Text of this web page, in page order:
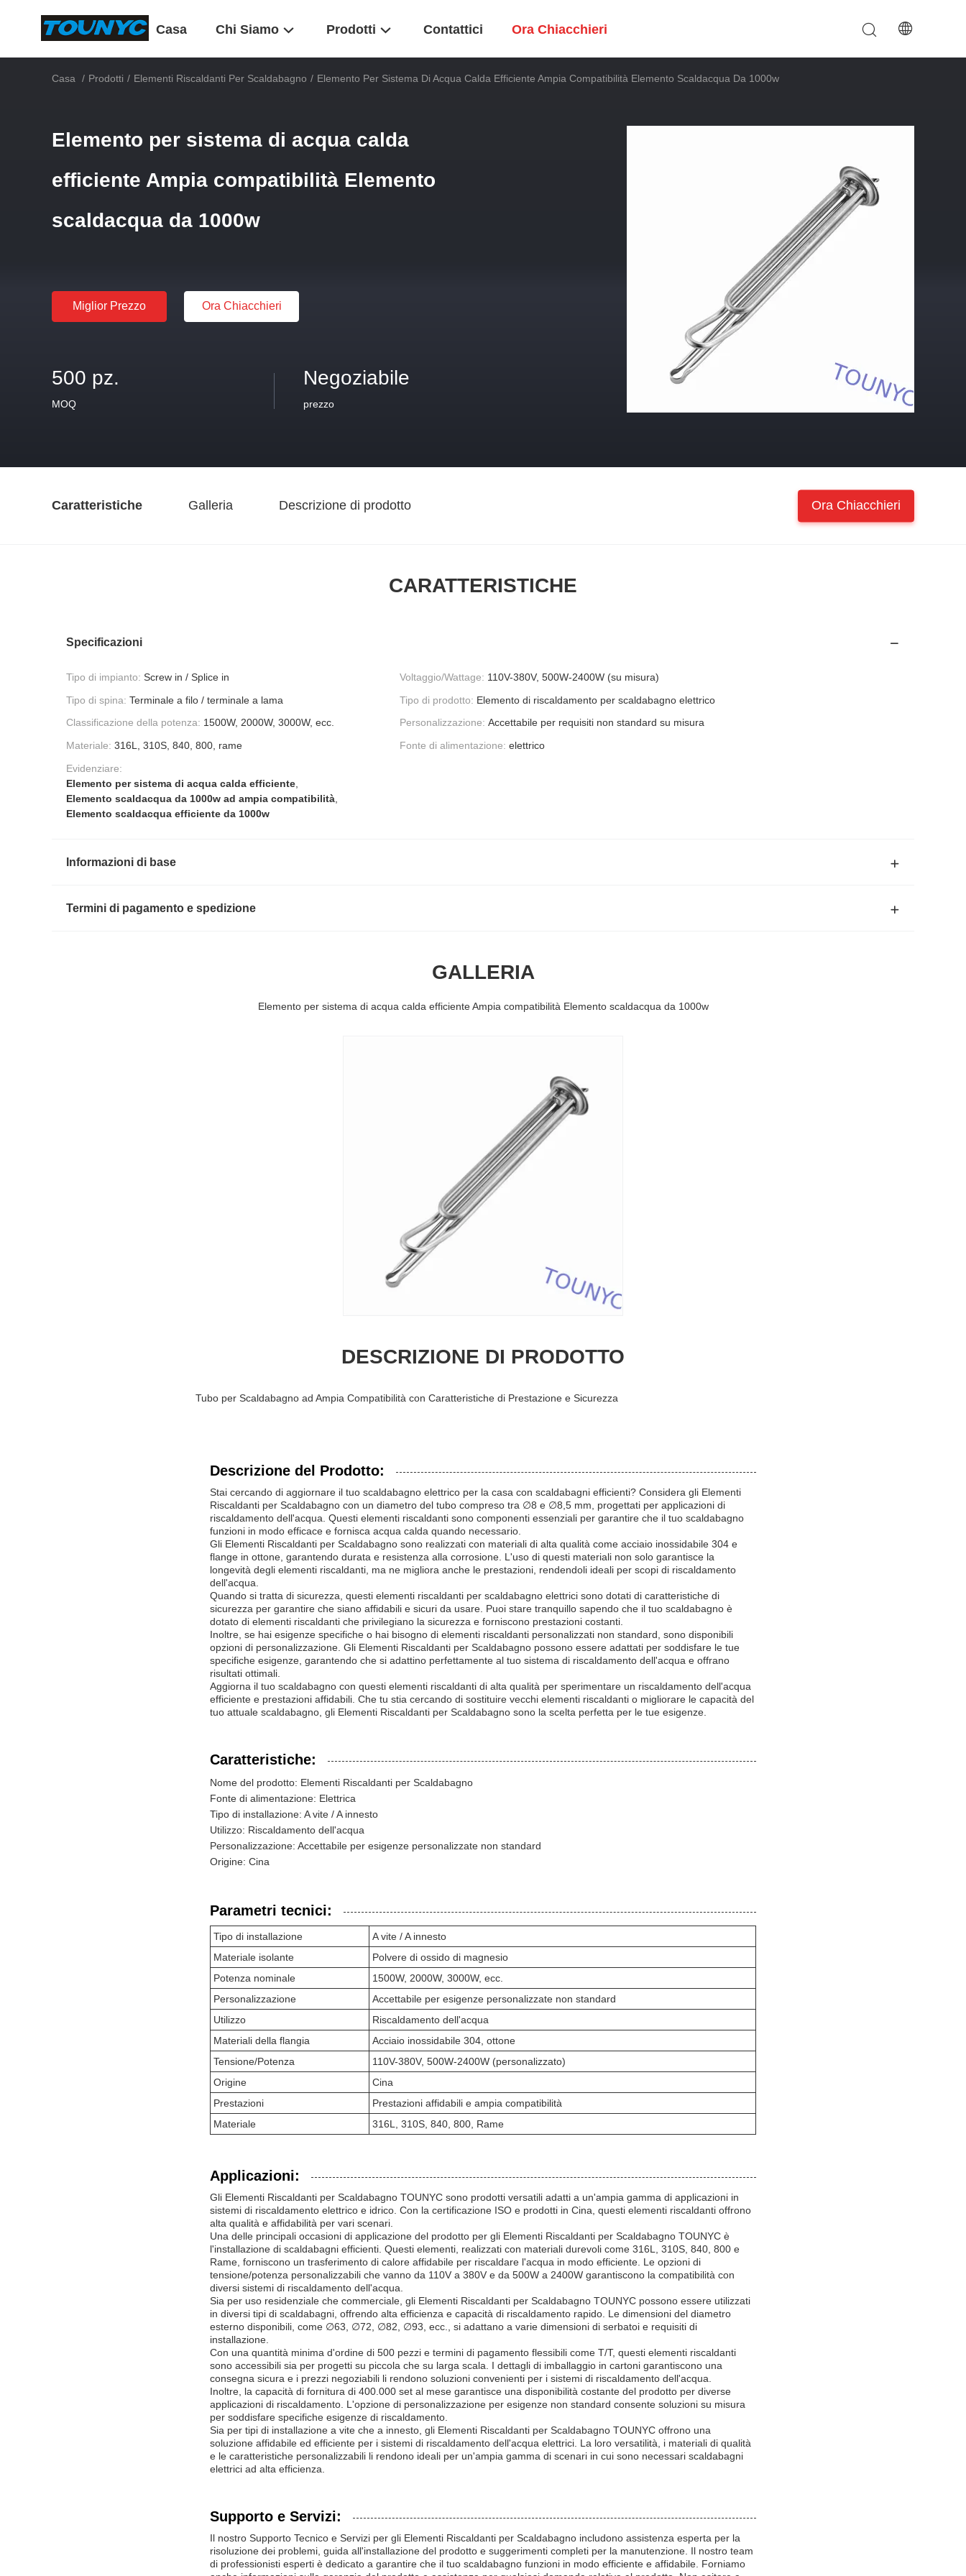
Casa Chi Siamo Prodotti Contattici Ora Chiacchieri
Casa / Prodotti / Elementi Riscaldanti Per Scaldabagno / Elemento Per Sistema Di Acqua Calda Efficiente Ampia Compatibilità Elemento Scaldacqua Da 1000w
Elemento per sistema di acqua calda
efficiente Ampia compatibilità Elemento
scaldacqua da 1000w
Miglior Prezzo Ora Chiacchieri
500 pz.
MOQ
Negoziabile
prezzo
Caratteristiche Galleria Descrizione di prodotto Ora Chiacchieri
CARATTERISTICHE
Specificazioni
Tipo di impianto: Screw in / Splice in Voltaggio/Wattage: 110V-380V, 500W-2400W (su misura)
Tipo di spina: Terminale a filo / terminale a lama Tipo di prodotto: Elemento di riscaldamento per scaldabagno elettrico
Classificazione della potenza: 1500W, 2000W, 3000W, ecc. Personalizzazione: Accettabile per requisiti non standard su misura
Materiale: 316L, 310S, 840, 800, rame Fonte di alimentazione: elettrico
Evidenziare:
Elemento per sistema di acqua calda efficiente
Elemento scaldacqua da 1000w ad ampia compatibilità
Elemento scaldacqua efficiente da 1000w
Informazioni di base
Termini di pagamento e spedizione
GALLERIA
Elemento per sistema di acqua calda efficiente Ampia compatibilità Elemento scaldacqua da 1000w
DESCRIZIONE DI PRODOTTO
Tubo per Scaldabagno ad Ampia Compatibilità con Caratteristiche di Prestazione e Sicurezza
Descrizione del Prodotto:
Stai cercando di aggiornare il tuo scaldabagno elettrico per la casa con scaldabagni efficienti? Considera gli Elementi
Riscaldanti per Scaldabagno con un diametro del tubo compreso tra ∅8 e ∅8,5 mm, progettati per applicazioni di
riscaldamento dell'acqua. Questi elementi riscaldanti sono componenti essenziali per garantire che il tuo scaldabagno
funzioni in modo efficace e fornisca acqua calda quando necessario.
Gli Elementi Riscaldanti per Scaldabagno sono realizzati con materiali di alta qualità come acciaio inossidabile 304 e
flange in ottone, garantendo durata e resistenza alla corrosione. L'uso di questi materiali non solo garantisce la
longevità degli elementi riscaldanti, ma ne migliora anche le prestazioni, rendendoli ideali per scopi di riscaldamento
dell'acqua.
Quando si tratta di sicurezza, questi elementi riscaldanti per scaldabagno elettrici sono dotati di caratteristiche di
sicurezza per garantire che siano affidabili e sicuri da usare. Puoi stare tranquillo sapendo che il tuo scaldabagno è
dotato di elementi riscaldanti che privilegiano la sicurezza e forniscono prestazioni costanti.
Inoltre, se hai esigenze specifiche o hai bisogno di elementi riscaldanti personalizzati non standard, sono disponibili
opzioni di personalizzazione. Gli Elementi Riscaldanti per Scaldabagno possono essere adattati per soddisfare le tue
specifiche esigenze, garantendo che si adattino perfettamente al tuo sistema di riscaldamento dell'acqua e offrano
risultati ottimali.
Aggiorna il tuo scaldabagno con questi elementi riscaldanti di alta qualità per sperimentare un riscaldamento dell'acqua
efficiente e prestazioni affidabili. Che tu stia cercando di sostituire vecchi elementi riscaldanti o migliorare le capacità del
tuo attuale scaldabagno, gli Elementi Riscaldanti per Scaldabagno sono la scelta perfetta per le tue esigenze.
Caratteristiche:
Nome del prodotto: Elementi Riscaldanti per Scaldabagno
Fonte di alimentazione: Elettrica
Tipo di installazione: A vite / A innesto
Utilizzo: Riscaldamento dell'acqua
Personalizzazione: Accettabile per esigenze personalizzate non standard
Origine: Cina
Parametri tecnici:
Tipo di installazione
A vite / A innesto
Materiale isolante
Polvere di ossido di magnesio
Potenza nominale
1500W, 2000W, 3000W, ecc.
Personalizzazione
Accettabile per esigenze personalizzate non standard
Utilizzo
Riscaldamento dell'acqua
Materiali della flangia
Acciaio inossidabile 304, ottone
Tensione/Potenza
110V-380V, 500W-2400W (personalizzato)
Origine
Cina
Prestazioni
Prestazioni affidabili e ampia compatibilità
Materiale
316L, 310S, 840, 800, Rame
Applicazioni:
Gli Elementi Riscaldanti per Scaldabagno TOUNYC sono prodotti versatili adatti a un'ampia gamma di applicazioni in
sistemi di riscaldamento elettrico e idrico. Con la certificazione ISO e prodotti in Cina, questi elementi riscaldanti offrono
alta qualità e affidabilità per vari scenari.
Una delle principali occasioni di applicazione del prodotto per gli Elementi Riscaldanti per Scaldabagno TOUNYC è
l'installazione di scaldabagni efficienti. Questi elementi, realizzati con materiali durevoli come 316L, 310S, 840, 800 e
Rame, forniscono un trasferimento di calore affidabile per riscaldare l'acqua in modo efficiente. Le opzioni di
tensione/potenza personalizzabili che vanno da 110V a 380V e da 500W a 2400W garantiscono la compatibilità con
diversi sistemi di riscaldamento dell'acqua.
Sia per uso residenziale che commerciale, gli Elementi Riscaldanti per Scaldabagno TOUNYC possono essere utilizzati
in diversi tipi di scaldabagni, offrendo alta efficienza e capacità di riscaldamento rapido. Le dimensioni del diametro
esterno disponibili, come ∅63, ∅72, ∅82, ∅93, ecc., si adattano a varie dimensioni di serbatoi e requisiti di
installazione.
Con una quantità minima d'ordine di 500 pezzi e termini di pagamento flessibili come T/T, questi elementi riscaldanti
sono accessibili sia per progetti su piccola che su larga scala. I dettagli di imballaggio in cartoni garantiscono una
consegna sicura e i prezzi negoziabili li rendono soluzioni convenienti per i sistemi di riscaldamento dell'acqua.
Inoltre, la capacità di fornitura di 400.000 set al mese garantisce una disponibilità costante del prodotto per diverse
applicazioni di riscaldamento. L'opzione di personalizzazione per esigenze non standard consente soluzioni su misura
per soddisfare specifiche esigenze di riscaldamento.
Sia per tipi di installazione a vite che a innesto, gli Elementi Riscaldanti per Scaldabagno TOUNYC offrono una
soluzione affidabile ed efficiente per i sistemi di riscaldamento dell'acqua elettrici. La loro versatilità, i materiali di qualità
e le caratteristiche personalizzabili li rendono ideali per un'ampia gamma di scenari in cui sono necessari scaldabagni
elettrici ad alta efficienza.
Supporto e Servizi:
Il nostro Supporto Tecnico e Servizi per gli Elementi Riscaldanti per Scaldabagno includono assistenza esperta per la
risoluzione dei problemi, guida all'installazione del prodotto e suggerimenti completi per la manutenzione. Il nostro team
di professionisti esperti è dedicato a garantire che il tuo scaldabagno funzioni in modo efficiente e affidabile. Forniamo